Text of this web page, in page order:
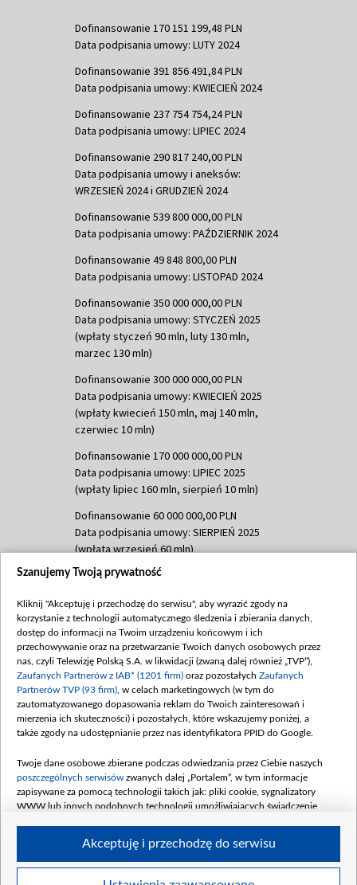
Dofinansowanie 170 151 199,48 PLN
Data podpisania umowy: LUTY 2024
Dofinansowanie 391 856 491,84 PLN
Data podpisania umowy: KWIECIEŃ 2024
Dofinansowanie 237 754 754,24 PLN
Data podpisania umowy: LIPIEC 2024
Dofinansowanie 290 817 240,00 PLN
Data podpisania umowy i aneksów:
WRZESIEŃ 2024 i GRUDZIEŃ 2024
Dofinansowanie 539 800 000,00 PLN
Data podpisania umowy: PAŹDZIERNIK 2024
Dofinansowanie 49 848 800,00 PLN
Data podpisania umowy: LISTOPAD 2024
Dofinansowanie 350 000 000,00 PLN
Data podpisania umowy: STYCZEŃ 2025
(wpłaty styczeń 90 mln, luty 130 mln,
marzec 130 mln)
Dofinansowanie 300 000 000,00 PLN
Data podpisania umowy: KWIECIEŃ 2025
(wpłaty kwiecień 150 mln, maj 140 mln,
czerwiec 10 mln)
Dofinansowanie 170 000 000,00 PLN
Data podpisania umowy: LIPIEC 2025
(wpłaty lipiec 160 mln, sierpień 10 mln)
Dofinansowanie 60 000 000,00 PLN
Data podpisania umowy: SIERPIEŃ 2025
(wpłata wrzesień 60 mln)
Dofinansowanie 635 783 051,21 PLN
(wpłata wrzesień 100 mln, październik 350
mln, listopad 265 mln)
Dofinansowanie 48 862 000,00 PLN
Data podpisania umowy: GRUDZIEŃ 2025
(wpłata grudzień 60,548 mln)
Dofinansowanie 900 000 000,00 PLN
Data podpisania umowy: LUTY 2026 (wpłata
kwiecień 180 mln, 7 maja 180 mln, 8
czerwca 90 mln)
Dofinansowanie 250 000 000,00 PLN
4 sierpnia 250 mln
Szanujemy Twoją prywatność
Kliknij "Akceptuję i przechodzę do serwisu", aby wyrazić zgody na
korzystanie z technologii automatycznego śledzenia i zbierania danych,
dostęp do informacji na Twoim urządzeniu końcowym i ich
przechowywanie oraz na przetwarzanie Twoich danych osobowych przez
nas, czyli Telewizję Polską S.A. w likwidacji (zwaną dalej również „TVP”),
Zaufanych Partnerów z IAB* (1201 firm) oraz pozostałych Zaufanych
Partnerów TVP (93 firm) , w celach marketingowych (w tym do
zautomatyzowanego dopasowania reklam do Twoich zainteresowań i
mierzenia ich skuteczności) i pozostałych, które wskazujemy poniżej, a
także zgody na udostępnianie przez nas identyfikatora PPID do Google.
Twoje dane osobowe zbierane podczas odwiedzania przez Ciebie naszych
poszczególnych serwisów zwanych dalej „Portalem”, w tym informacje
zapisywane za pomocą technologii takich jak: pliki cookie, sygnalizatory
WWW lub innych podobnych technologii umożliwiających świadczenie
Twoje dane osobowe zbierane podczas odwiedzania przez Ciebie
Akceptuję i przechodzę do serwisu